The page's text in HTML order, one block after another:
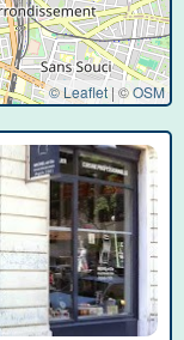
© Leaflet| ©OSM